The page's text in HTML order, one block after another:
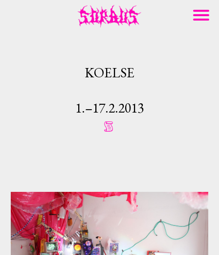
KOELSE
1.–17.2.2013